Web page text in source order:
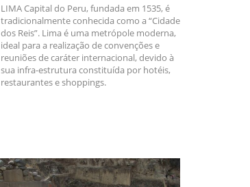
LIMA Capital do Peru, fundada em 1535, é
tradicionalmente conhecida como a “Cidade
dos Reis”. Lima é uma metrópole moderna,
ideal para a realização de convenções e
reuniões de caráter internacional, devido à
sua infra-estrutura constituída por hotéis,
restaurantes e shoppings.